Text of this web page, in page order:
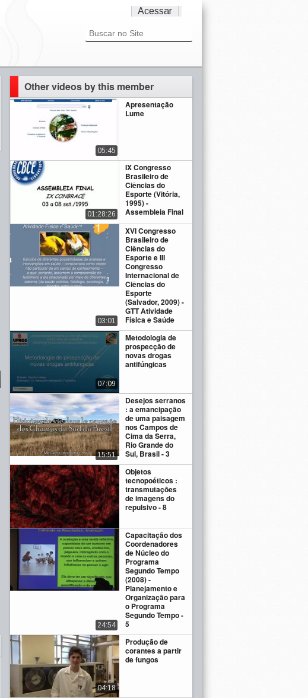
Acessar
Other videos by this member
Apresentação
Lume
05:45
IX Congresso
Brasileiro de
Ciências do
Esporte (Vitória,
1995) -
Assembleia Final
01:28:26
XVI Congresso
Brasileiro de
Ciências do
Esporte e III
Congresso
Internacional de
Ciências do
Esporte
(Salvador, 2009) -
GTT Atividade
Física e Saúde
03:01
Metodologia de
prospecção de
novas drogas
antifúngicas
07:09
Desejos serranos
: a emancipação
de uma paisagem
nos Campos de
Cima da Serra,
Rio Grande do
Sul, Brasil - 3
15:51
Objetos
tecnopoéticos :
transmutações
de imagens do
repulsivo - 8
Capacitação dos
Coordenadores
de Núcleo do
Programa
Segundo Tempo
(2008) -
Planejamento e
Organização para
o Programa
Segundo Tempo -
5
24:54
Produção de
corantes a partir
de fungos
04:18